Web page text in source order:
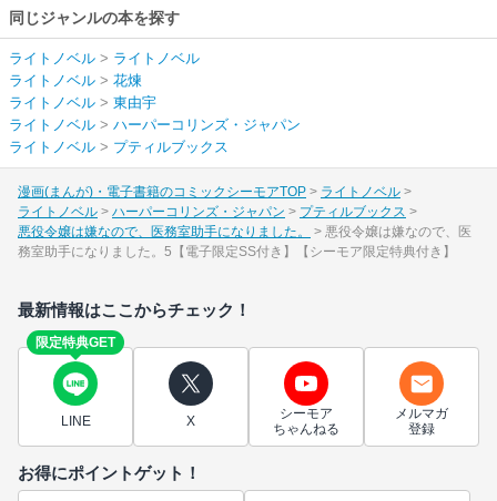
同じジャンルの本を探す
ライトノベル > ライトノベル
ライトノベル > 花煉
ライトノベル > 東由宇
ライトノベル > ハーパーコリンズ・ジャパン
ライトノベル > プティルブックス
漫画(まんが)・電子書籍のコミックシーモアTOP
ライトノベル
ライトノベル
ハーパーコリンズ・ジャパン
プティルブックス
悪役令嬢は嫌なので、医務室助手になりました。
悪役令嬢は嫌なので、医
務室助手になりました。5【電子限定SS付き】【シーモア限定特典付き】
最新情報はここからチェック！
限定特典GET
LINE X
シーモア
ちゃんねる
メルマガ
登録
お得にポイントゲット！